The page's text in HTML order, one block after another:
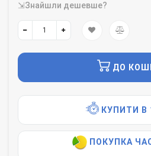
⇲Знайшли дешевше?
ДО
КУПИТИ В
ПОКУПКА